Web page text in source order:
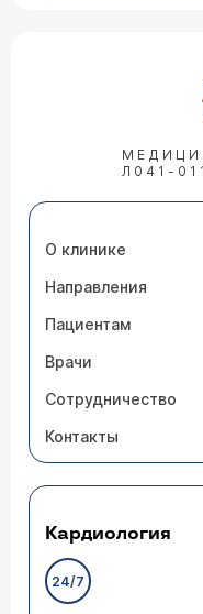
Л041-
О клинике
Направления
Пациентам
Врачи
Сотрудничество
Контакты
Кардиология
24/7